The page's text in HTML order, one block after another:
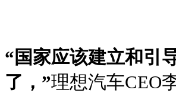
“国家应该建立和引
了，”理想汽车CEO